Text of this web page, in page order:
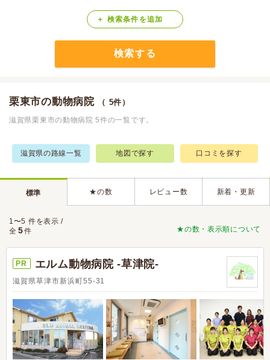
Calooペットとは？ 検索条件 を追加
検索する
栗東市の動物病院 （ 5件）
滋賀県栗東市の動物病院 5件の一覧です。
滋賀県の路線一覧 地図で探す 口コミを探す
標準 ★の数 レビュー数 新着・更新
★の数・表示順について
1〜5 件を表示 /
全 5件
PR エルム動物病院 -草津院-
滋賀県草津市新浜町55-31